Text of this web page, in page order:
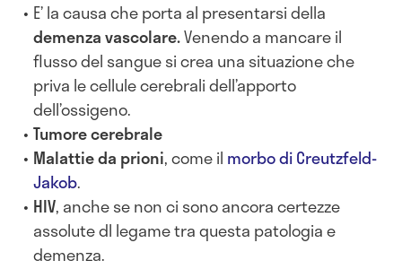
E’ la causa che porta al presentarsi della
demenza vascolare.Venendo a mancare il
flusso del sangue si crea una situazione che
priva le cellule cerebrali dell’apporto
dell’ossigeno.
Tumore cerebrale
Malattie da prioni, come il morbo di Creutzfeld-
Jakob.
HIV, anche se non ci sono ancora certezze
assolute dl legame tra questa patologia e
demenza.